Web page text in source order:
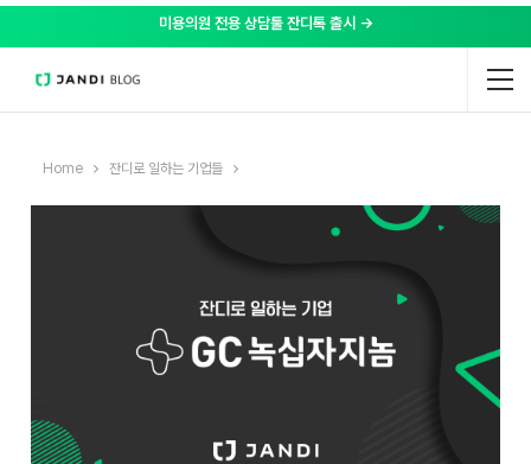
미용의원 전용 상담툴 잔디톡 출시 →
Home 잔디로 일하는 기업들